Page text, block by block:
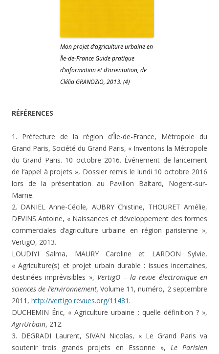
Mon projet d’agriculture urbaine en
Île-de-France Guide pratique
d’information et d’orientation, de
Clélia GRANOZIO, 2013. (4)
RÉFÉRENCES
1. Préfecture de la région d’Île-de-France, Métropole du
Grand Paris, Société du Grand Paris, « Inventons la Métropole
du Grand Paris. 10 octobre 2016. Événement de lancement
de l’appel à projets », Dossier remis le lundi 10 octobre 2016
lors de la présentation au Pavillon Baltard, Nogent-sur-
Marne.
2. DANIEL Anne-Cécile, AUBRY Chistine, THOURET Amélie,
DEVINS Antoine, « Naissances et développement des formes
commerciales d’agriculture urbaine en région parisienne »,
VertigO, 2013.
LOUDIYI Salma, MAURY Caroline et LARDON Sylvie,
« Agriculture(s) et projet urbain durable : issues incertaines,
destinées imprévisibles », VertigO – la revue électronique en
sciences de l’environnement, Volume 11, numéro, 2 septembre
2011, http://vertigo.revues.org/11481 .
DUCHEMIN Éric, « Agriculture urbaine : quelle définition ? »,
AgriUrbain, 212.
3. DEGRADI Laurent, SIVAN Nicolas, « Le Grand Paris va
soutenir trois grands projets en Essonne », Le Parisien